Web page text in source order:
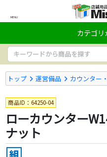
MENU
カテゴ
トップ 運営備品 カウンター
商品ID：64250-04
ローカウンター
ナット